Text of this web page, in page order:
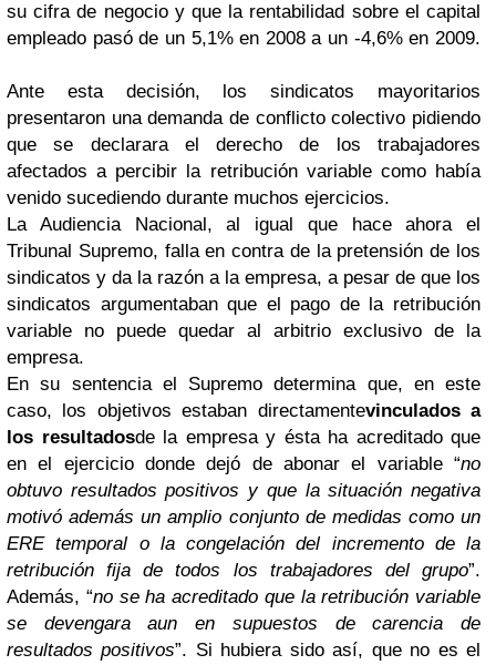
su cifra de negocio y que la rentabilidad sobre el capital
empleado pasó de un 5,1% en 2008 a un -4,6% en 2009.
Ante esta decisión, los sindicatos mayoritarios
presentaron una demanda de conflicto colectivo pidiendo
que se declarara el derecho de los trabajadores
afectados a percibir la retribución variable como había
venido sucediendo durante muchos ejercicios.
La Audiencia Nacional, al igual que hace ahora el
Tribunal Supremo, falla en contra de la pretensión de los
sindicatos y da la razón a la empresa, a pesar de que los
sindicatos argumentaban que el pago de la retribución
variable no puede quedar al arbitrio exclusivo de la
empresa.
En su sentencia el Supremo determina que, en este
caso, los objetivos estaban directamentevinculados a
los resultadosde la empresa y ésta ha acreditado que
en el ejercicio donde dejó de abonar el variable “no
obtuvo resultados positivos y que la situación negativa
motivó además un amplio conjunto de medidas como un
ERE temporal o la congelación del incremento de la
retribución fija de todos los trabajadores del grupo”.
Además, “no se ha acreditado que la retribución variable
se devengara aun en supuestos de carencia de
resultados positivos”. Si hubiera sido así, que no es el